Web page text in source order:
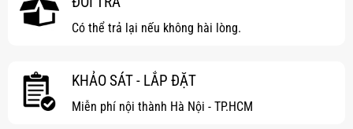
Có thể trả lại nếu không hài lòng.
KHẢO SÁT - LẮP ĐẶT
Miễn phí nội thành Hà Nội - TP.HCM